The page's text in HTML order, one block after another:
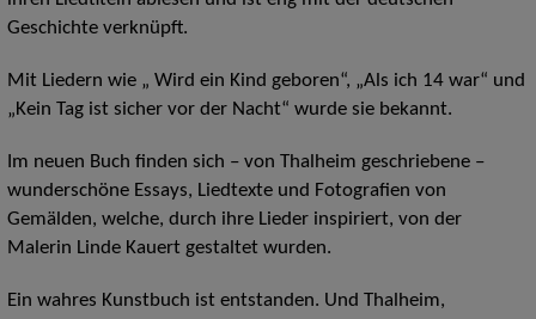
Geschichte verknüpft.
Mit Liedern wie „ Wird ein Kind geboren“, „Als ich 14 war“ und
„Kein Tag ist sicher vor der Nacht“ wurde sie bekannt.
Im neuen Buch finden sich – von Thalheim geschriebene –
wunderschöne Essays, Liedtexte und Fotografien von
Gemälden, welche, durch ihre Lieder inspiriert, von der
Malerin Linde Kauert gestaltet wurden.
Ein wahres Kunstbuch ist entstanden. Und Thalheim,